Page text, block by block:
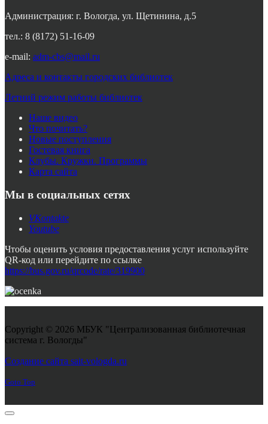
Администрация: г. Вологда, ул. Щетинина, д.5
тел.: 8 (8172) 51-16-09
e-mail: adm-cbs@mail.ru
Адреса и контакты городских библиотек
Летний режим работы библиотек
Наше видео
Что почитать?
Новые поступления
Гостевая книга
Клубы. Кружки. Программы
Карта сайта
Мы в социальных сетях
VKontakte
Youtube
Чтобы оценить условия предоставления услуг используйте
QR-код или перейдите по ссылке
https://bus.gov.ru/qrcode/rate/319900
Copyright © 2026 МБУК "Централизованная библиотечная
система г. Вологды"
Создание сайта sait-vologda.ru
Goto Top